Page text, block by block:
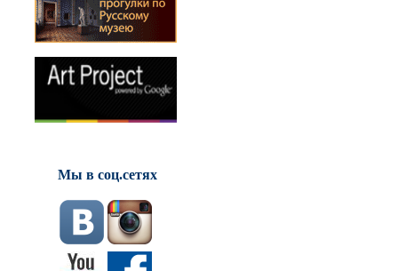
Мы в соц.сетях